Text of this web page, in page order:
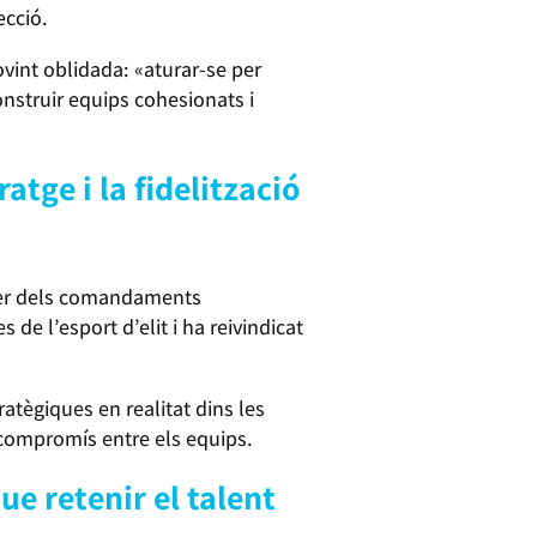
oblidada: «aturar-se per
equips cohesionats i
i la fidelització
dels comandaments
de l’esport d’elit i ha reivindicat
en realitat dins les
entre els equips.
retenir el talent